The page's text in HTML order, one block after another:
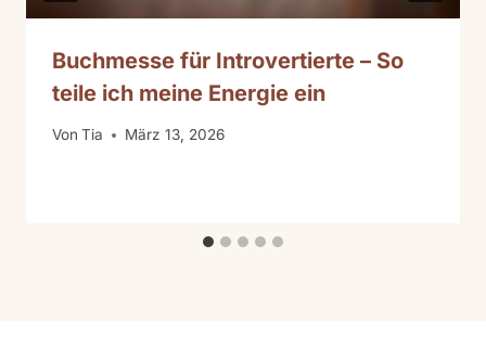
Buchmesse für Introvertierte – So
teile ich meine Energie ein
Von Tia März 13, 2026